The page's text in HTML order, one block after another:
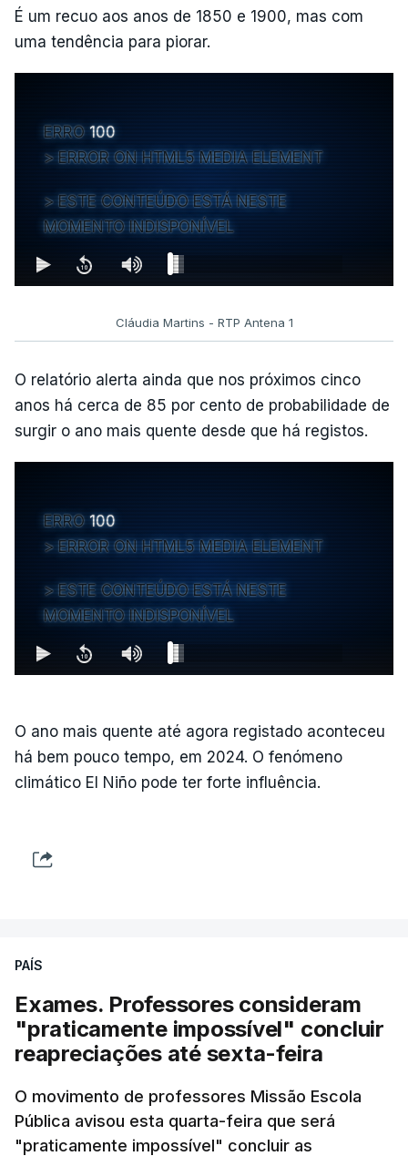
É um recuo aos anos de 1850 e 1900, mas com
uma tendência para piorar.
ERRO 100
ERROR ON HTML5 MEDIA ELEMENT
ESTE CONTEÚDO ESTÁ NESTE
MOMENTO INDISPONÍVEL
Cláudia Martins - RTP Antena 1
O relatório alerta ainda que nos próximos cinco
anos há cerca de 85 por cento de probabilidade de
surgir o ano mais quente desde que há registos.
ERRO 100
ERROR ON HTML5 MEDIA ELEMENT
ESTE CONTEÚDO ESTÁ NESTE
MOMENTO INDISPONÍVEL
O ano mais quente até agora registado aconteceu
há bem pouco tempo, em 2024. O fenómeno
climático El Niño pode ter forte influência.
PAÍS
Exames. Professores consideram
"praticamente impossível" concluir
reapreciações até sexta-feira
O movimento de professores Missão Escola
Pública avisou esta quarta-feira que será
"praticamente impossível" concluir as